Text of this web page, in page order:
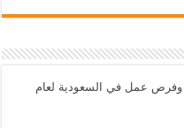
وظائف متنوعة وفرص عمل في السعودية لعام